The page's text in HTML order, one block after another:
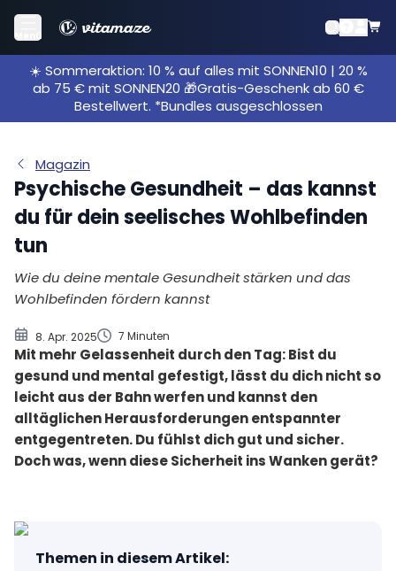
Menü
☀️ Sommeraktion: 10 % auf alles mit SONNEN10 | 20 %
ab 75 € mit SONNEN20 🎁Gratis-Geschenk ab 60 €
Bestellwert. *Bundles ausgeschlossen
Magazin
Psychische Gesundheit – das kannst
du für dein seelisches Wohlbefinden
tun
Wie du deine mentale Gesundheit stärken und das
Wohlbefinden fördern kannst
8. Apr. 2025 7 Minuten
Mit mehr Gelassenheit durch den Tag: Bist du
gesund und mental gefestigt, lässt du dich nicht so
leicht aus der Bahn werfen und kannst den
alltäglichen Herausforderungen entspannter
entgegentreten. Du fühlst dich gut und sicher.
Doch was, wenn diese Sicherheit ins Wanken gerät?
Themen in diesem Artikel:
Psychische Gesundheit – was bedeutet das?
Was beeinflusst die psychische Gesundheit?
Fünf Tipps für mentale Stärke
Meditation als Hilfsmittel für deine psychische
Gesundheit